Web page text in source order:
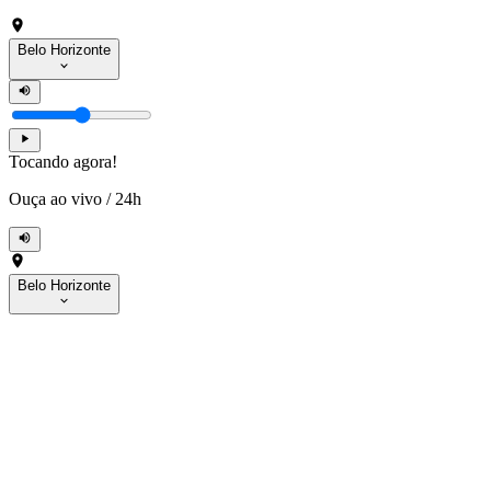
Belo Horizonte
Tocando agora!
Ouça ao vivo / 24h
Belo Horizonte